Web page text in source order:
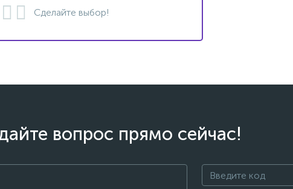
Сделайте выбор!
вопрос прямо сейчас!